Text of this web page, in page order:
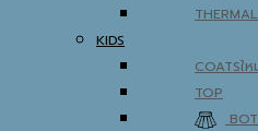
KIDS
COATS
TOP